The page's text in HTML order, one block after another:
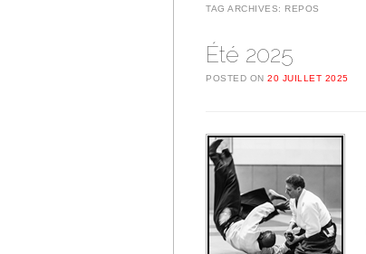
TAG ARCHIVES: REPOS
Été 2025
POSTED ON 20 JUILLET 2025